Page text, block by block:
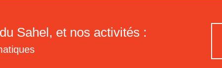
Sahel, et nos activités :